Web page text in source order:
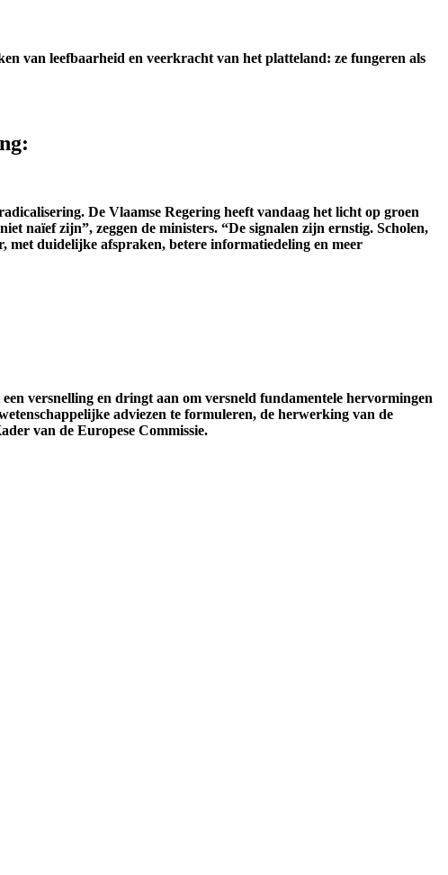
van leefbaarheid en veerkracht van het platteland: ze fungeren als
De Vlaamse Regering heeft vandaag het licht op groen
naïef zijn”, zeggen de ministers. “De signalen zijn ernstig. Scholen,
met duidelijke afspraken, betere informatiedeling en meer
versnelling en dringt aan om versneld fundamentele hervormingen
adviezen te formuleren, de herwerking van de
van de Europese Commissie.